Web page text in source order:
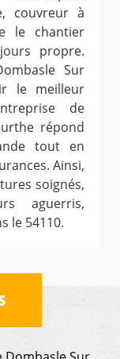
couvreur à
le chantier
propre.
Sur
le meilleur
de
répond
tout en
Ainsi,
soignés,
aguerris,
le 54110.